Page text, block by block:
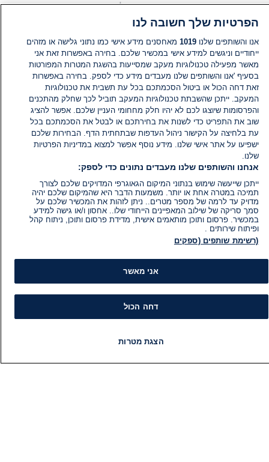
אין עדיין תגובות. היה הראשון להגיב
הוסף תגובה
הוועד המנהל של i24NEWS
הפרטיות שלך חשובה לנו
אנו והשותפים שלנו1019 מאחסנים מידע אישי כמו נתוני גלישה או מזהים
ייחודיים וניגשים למידע אישי במכשיר שלכם. בחירה באפשרות זאת אני
מאשר מפעילה טכנולוגיות מעקב שמסייעות בהשגת המטרות המפורטות
בסעיף 'אנו והשותפים שלנו מעבדים מידע כדי לספק. בחירה באפשרות
זאת דחה הכול או ביטול הסכמתכם בכל עת תשבית את טכנולוגיות
המעקב. ייתכן שהשבתת טכנולוגיות המעקב תוביל לכך שחלק מהתכנים
והפרסומות שיוצגו לכם לא יהיו חלק מחחומי העניין שלכם. אפשר להציג
שוב את התפריט כדי לשנות את בחירתכם או לבטל את הסכמתכם בכל
עת בלחיצה על הקישור ניהול העדפות שבתחתית הדף. הבחירות שלכם
ישפיעו על אתר אישי שלנו. מידע נוסף אפשר למצוא במדיניות הפרטיות
שלנו.
אנחנו והשותפים שלנו מעבדים נתונים כדי לספק:
ייתכן שייעשה שימוש בנתוני המיקום הגאוגרפי המדויקים שלכם לצורך
תמיכה במטרה אחת או יותר. משמעות הדבר היא שהמיקום שלכם יהיה
מדויק עד לרמה של מספר מטרים.. ניתן לזהות את המכשיר שלכם על
סמך סריקה של שילוב המאפיינים הייחודי שלו.. אחסון ו/או גישה למידע
במכשיר. פרסום ותוכן מותאמים אישית, מדידת פרסום ותוכן, ניתוח קהל
ופיתוח שירותים .
(רשימת שותפים (ספקים
אני מאשר
דחה הכול
הצגת מטרות